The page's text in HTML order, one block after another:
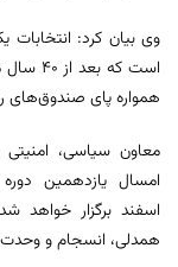
وی بیان کرد: انتخابات
است
همواره پای صندوق‌های
معاون سیاسی،
امسال یازدهمین
اسفند برگزار خواهد
همدلی، انسجام و